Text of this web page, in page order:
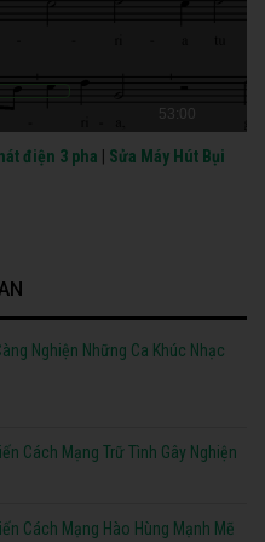
53:00
điện 3 pha
Sửa Máy Hút Bụi
Nghiện Những Ca Khúc Nhạc
Cách Mạng Trữ Tình Gây Nghiện
Cách Mạng Hào Hùng Mạnh Mẽ